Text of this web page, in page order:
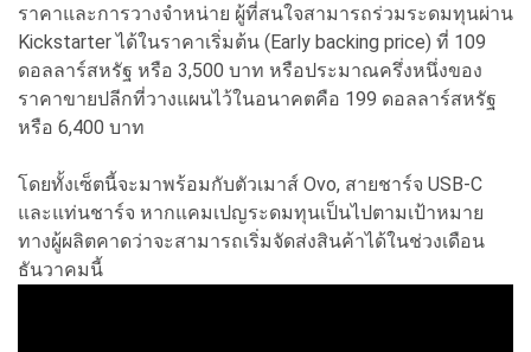
ราคาและการวางจำหน่าย ผู้ที่สนใจสามารถร่วมระดมทุนผ่าน
Kickstarter ได้ในราคาเริ่มต้น (Early backing price) ที่ 109
ดอลลาร์สหรัฐ หรือ 3,500 บาท หรือประมาณครึ่งหนึ่งของ
ราคาขายปลีกที่วางแผนไว้ในอนาคตคือ 199 ดอลลาร์สหรัฐ
หรือ 6,400 บาท
โดยทั้งเซ็ตนี้จะมาพร้อมกับตัวเมาส์ Ovo, สายชาร์จ USB-C
และแท่นชาร์จ หากแคมเปญระดมทุนเป็นไปตามเป้าหมาย
ทางผู้ผลิตคาดว่าจะสามารถเริ่มจัดส่งสินค้าได้ในช่วงเดือน
ธันวาคมนี้